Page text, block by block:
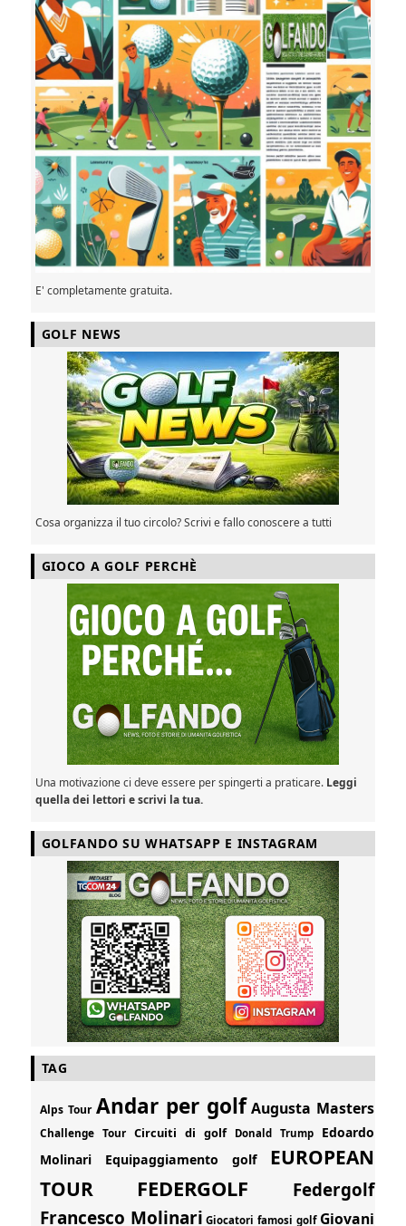
E' completamente gratuita.
GOLF NEWS
Cosa organizza il tuo circolo? Scrivi e fallo conoscere a tutti
GIOCO A GOLF PERCHÈ
Una motivazione ci deve essere per spingerti a praticare. Leggi
quella dei lettori e scrivi la tua.
GOLFANDO SU WHATSAPP E INSTAGRAM
TAG
Alps Tour Andar per golf Augusta Masters
Challenge Tour Circuiti di golf Donald Trump
Edoardo
Molinari
Equipaggiamento golf
EUROPEAN
TOUR
FEDERGOLF Federgolf
Francesco Molinari Giocatori famosi golf Giovani